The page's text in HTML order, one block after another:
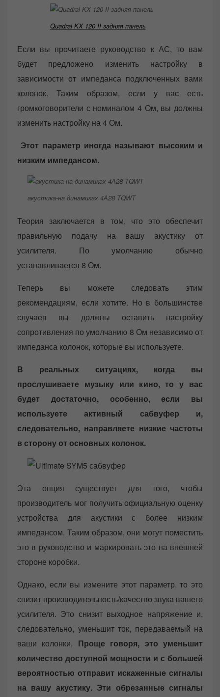
Quadral KX 120 II задняя панель
Если вы прочитаете руководство к АС, то вам
будет предложено изменить настройку в
зависимости от импеданса подключенных вами
колонок. Таким образом, если у вас есть
громкоговорители с номиналом 4 Ом, вы должны
изменить настройку на 4 Ом.
Этот параметр иногда называют высоким и
низким импедансом.
акустика-на динамиках 4А28 TQWT
Теория заключается в том, что это обеспечит
правильную подачу на вашу акустику от
усилителя. По умолчанию обычно
устанавливается 8 Ом.
Теперь вы можете следовать этим
рекомендациям, если хотите. Но в большинстве
случаев вы должны оставить настройку
сопротивления по умолчанию 8 Ом независимо от
импеданса колонок, которые вы используете.
В реальных ситуациях, когда вы
прослушиваете музыку или кино, то у вас
будет достаточно, особенно, если вы
используете активный сабвуфер и,
следовательно, направляете низкие частоты
в сторону от основных колонок.
Эта опция существует для того, чтобы
производитель мог получить официальную оценку
устройства для акустики с более низким
импедансом. Таким образом, они могут поместить
это в руководство и маркировать это на внешней
стороне коробки.
Однако, если вы измените этот параметр, то это
снизит производительность/качество звука вашего
усилителя. Это снизит выходное напряжение и,
следовательно, уменьшит ток, передаваемый на
ваши колонки. Проще говоря, это уменьшит
количество доступной мощности и с большей
вероятностью отправит искаженные сигналы
на вашу акустику. Эти обрезанные сигналы